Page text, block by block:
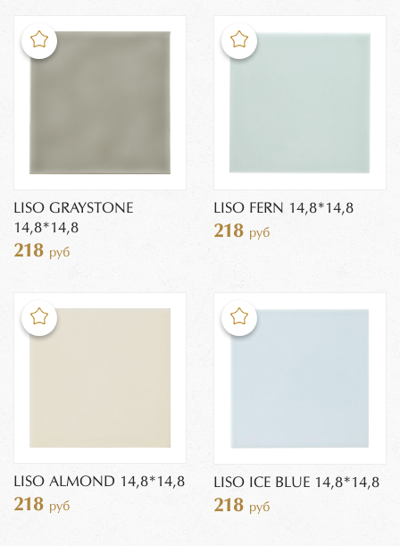
LISO GRAYSTONE
14,8*14,8
218 руб
LISO FERN 14,8*14,8
218 руб
LISO ALMOND 14,8*14,8
218 руб
LISO ICE BLUE 14,8*14,8
218 руб